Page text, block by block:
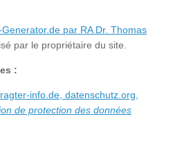
par RA Dr. Thomas
par le propriétaire du site.
:
info.de datenschutz.org
de protection des données